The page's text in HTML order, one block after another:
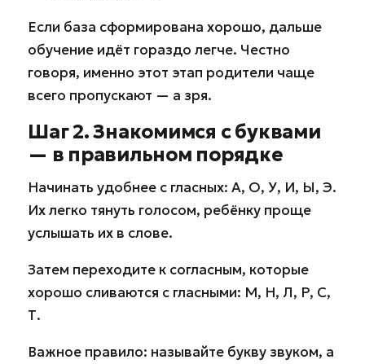
Если база сформирована хорошо, дальше
обучение идёт гораздо легче. Честно
говоря, именно этот этап родители чаще
всего пропускают — а зря.
Шаг 2. Знакомимся с буквами
— в правильном порядке
Начинать удобнее с гласных: А, О, У, И, Ы, Э.
Их легко тянуть голосом, ребёнку проще
услышать их в слове.
Затем переходите к согласным, которые
хорошо сливаются с гласными: М, Н, Л, Р, С,
Т.
Важное правило: называйте букву звуком, а